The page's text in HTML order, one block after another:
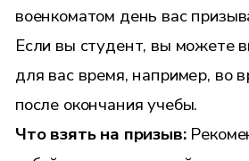
военкоматом день вас
Если вы студент, вы можете
для вас время, например, во
после окончания учебы.
Что взять на призыв: